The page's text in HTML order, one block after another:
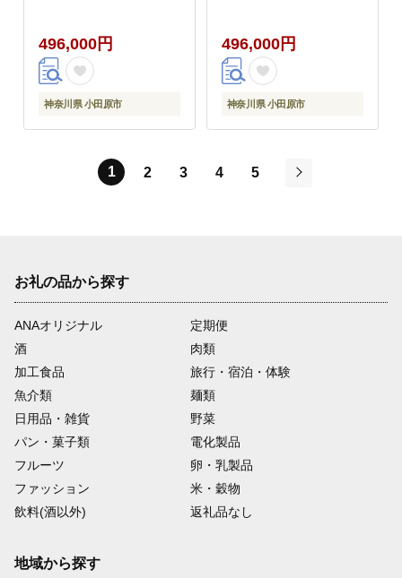
496,000円
神奈川県 小田原市
496,000円
神奈川県 小田原市
1 2 3 4
5
お礼の品から探す
ANAオリジナル
定期便
酒
肉類
加工食品
旅行・宿泊・体験
魚介類
麺類
日用品・雑貨
野菜
パン・菓子類
電化製品
フルーツ
卵・乳製品
ファッション
米・穀物
飲料(酒以外)
返礼品なし
地域から探す